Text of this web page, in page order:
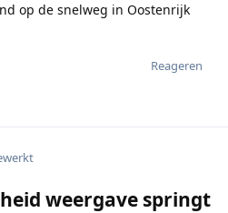
op de snelweg in Oostenrijk
Reageren
weergave springt